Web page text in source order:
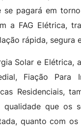
se pagará em
a FAG Elétrica,
rápida, segura
Solar e Elétrica,
Fiação Para
Residenciais,
que os
quanto com os